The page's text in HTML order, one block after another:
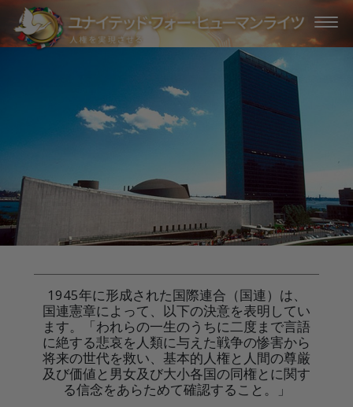
1945年に形成された国際連合（国連）は、
国連憲章によって、以下の決意を表明してい
ます。「われらの一生のうちに二度まで言語
に絶する悲哀を人類に与えた戦争の惨害から
将来の世代を救い、基本的人権と人間の尊厳
及び価値と男女及び大小各国の同権とに関す
る信念をあらためて確認すること。」